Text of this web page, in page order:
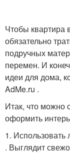
Чтобы квартира
обязательно
подручных
перемен. И
идеи для дома,
AdMe.ru .
Итак, что можно
оформить
1.
. Выглядит